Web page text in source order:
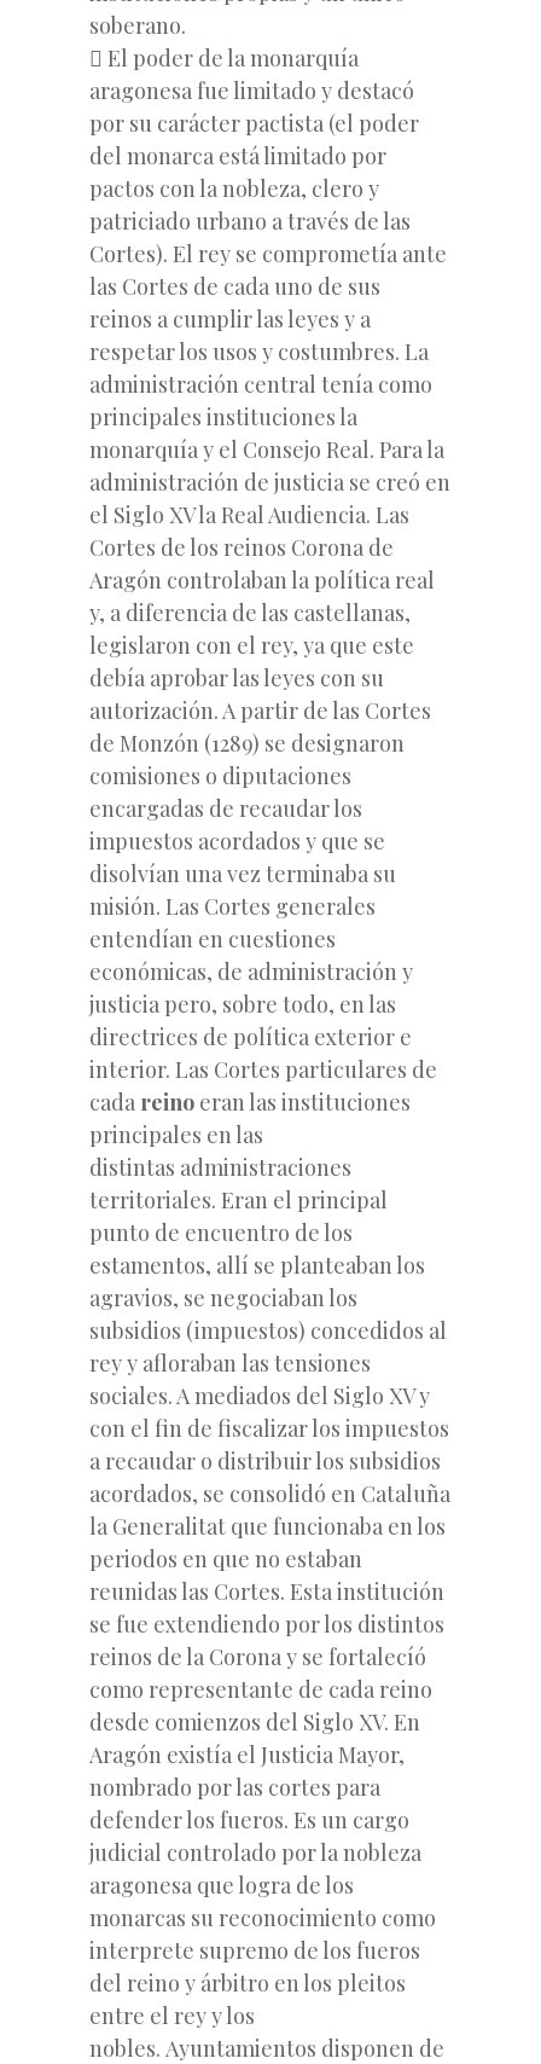
soberano.
 El poder de la monarquía
aragonesa fue limitado y destacó
por su carácter pactista (el poder
del monarca está limitado por
pactos con la nobleza, clero y
patriciado urbano a través de las
Cortes). El rey se comprometía ante
las Cortes de cada uno de sus
reinos a cumplir las leyes y a
respetar los usos y costumbres. La
administración central tenía como
principales instituciones la
monarquía y el Consejo Real. Para la
administración de justicia se creó en
el Siglo XV la Real Audiencia. Las
Cortes de los reinos Corona de
Aragón controlaban la política real
y, a diferencia de las castellanas,
legislaron con el rey, ya que este
debía aprobar las leyes con su
autorización. A partir de las Cortes
de Monzón (1289) se designaron
comisiones o diputaciones
encargadas de recaudar los
impuestos acordados y que se
disolvían una vez terminaba su
misión. Las Cortes generales
entendían en cuestiones
económicas, de administración y
justicia pero, sobre todo, en las
directrices de política exterior e
interior. Las Cortes particulares de
cada reino eran las instituciones
principales en las
distintas administraciones
territoriales. Eran el principal
punto de encuentro de los
estamentos, allí se planteaban los
agravios, se negociaban los
subsidios (impuestos) concedidos al
rey y afloraban las tensiones
sociales. A mediados del Siglo XV y
con el fin de fiscalizar los impuestos
a recaudar o distribuir los subsidios
acordados, se consolidó en Cataluña
la Generalitat que funcionaba en los
periodos en que no estaban
reunidas las Cortes. Esta institución
se fue extendiendo por los distintos
reinos de la Corona y se fortalecíó
como representante de cada reino
desde comienzos del Siglo XV. En
Aragón existía el Justicia Mayor,
nombrado por las cortes para
defender los fueros. Es un cargo
judicial controlado por la nobleza
aragonesa que logra de los
monarcas su reconocimiento como
interprete supremo de los fueros
del reino y árbitro en los pleitos
entre el rey y los
nobles. Ayuntamientos disponen de